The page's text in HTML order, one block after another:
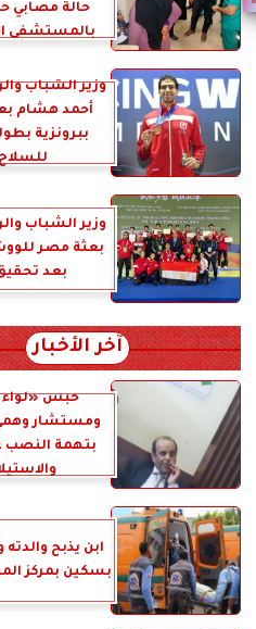
حالة مصابي
بالمستشفى
وزير الشباب
أحمد هشام
ببرونزية
وزير الشباب
بعثة مصر
بعد تحقيق
آخر الأخبار
حبس
بتهمة النصب
ابن يذبح
بسكين بمركز